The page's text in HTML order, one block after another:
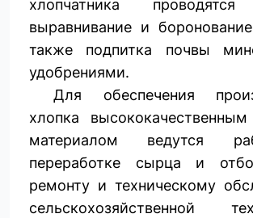
хлопчатника
выравнивание и
также подпитка почвы
удобрениями.
Для обеспечения
хлопка
материалом ведутся
переработке сырца и
ремонту и техническому
сельскохозяйственной